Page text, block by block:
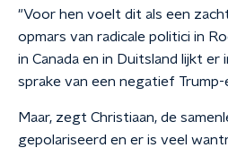
"Voor hen voelt dit als een
opmars van radicale politici in
in Canada en in Duitsland lijkt er
sprake van een negatief
Maar, zegt Christiaan, de
gepolariseerd en er is veel